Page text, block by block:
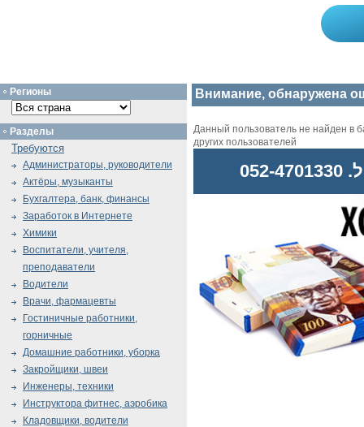
Внимание, обнаружена
Данный пользователь не найден в
других пользователей
Регионы
Разделы
Требуются
Администраторы, руководители
Актёры, музыканты
Бухгалтера, банк, финансы
Заработок в Интернете
Химики
Воспитатели, учителя,
преподаватели
Водители
Врачи, фармацевты
Гостиничные работники,
горничные
Домашние работники, уборка
Закройщики, швеи
Инженеры, техники
Инструктора фитнес, аэробика
Кладовщики, водители